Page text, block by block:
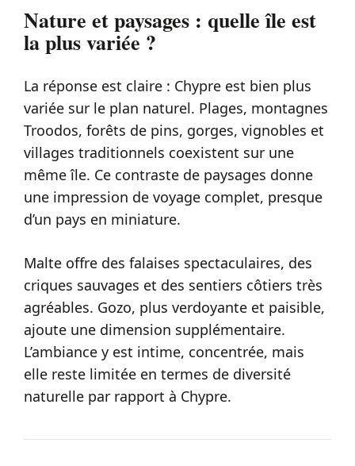
Nature et paysages : quelle île est
la plus variée ?
La réponse est claire : Chypre est bien plus
variée sur le plan naturel. Plages, montagnes
Troodos, forêts de pins, gorges, vignobles et
villages traditionnels coexistent sur une
même île. Ce contraste de paysages donne
une impression de voyage complet, presque
d’un pays en miniature.
Malte offre des falaises spectaculaires, des
criques sauvages et des sentiers côtiers très
agréables. Gozo, plus verdoyante et paisible,
ajoute une dimension supplémentaire.
L’ambiance y est intime, concentrée, mais
elle reste limitée en termes de diversité
naturelle par rapport à Chypre.